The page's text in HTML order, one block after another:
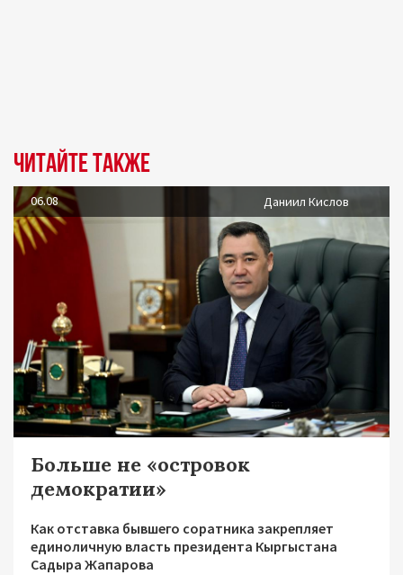
Читайте также
06.08 Даниил Кислов
Больше не «островок
демократии»
Как отставка бывшего соратника закрепляет
единоличную власть президента Кыргыстана
Садыра Жапарова